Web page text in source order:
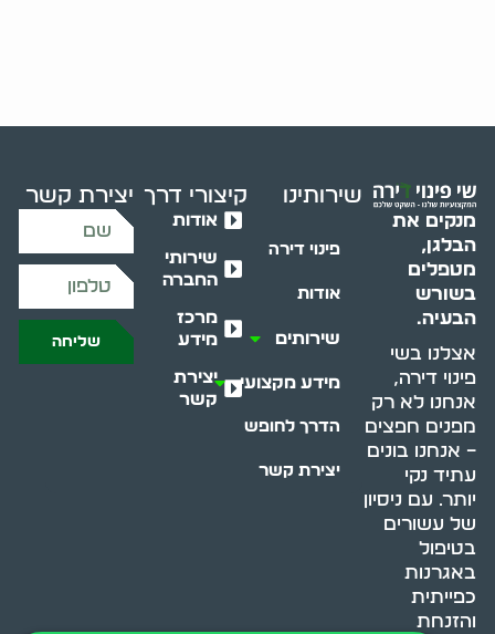
מנקים את
הבלגן,
מטפלים
בשורש
הבעיה.
אצלנו בשי
פינוי דירה,
אנחנו לא רק
מפנים חפצים
– אנחנו בונים
עתיד נקי
יותר. עם ניסיון
של עשורים
בטיפול
באגרנות
כפייתית
והזנחת
שירותינו
פינוי דירה
אודות
שירותים
מידע מקצועי
הדרך לחופש
יצירת קשר
קיצורי דרך
אודות
שירותי
החברה
מרכז
מידע
יצירת
קשר
יצירת קשר
שליחה